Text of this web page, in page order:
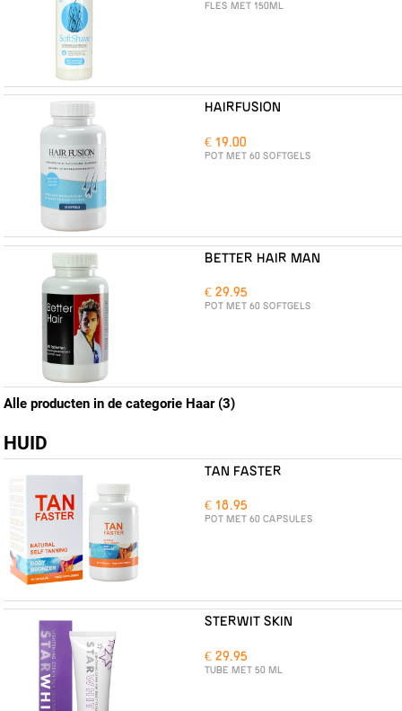
FLES MET 150ML
HAIRFUSION
€ 19.00
POT MET 60 SOFTGELS
BETTER HAIR MAN
€ 29.95
POT MET 60 SOFTGELS
Alle producten in de categorie Haar (3)
HUID
TAN FASTER
€ 18.95
POT MET 60 CAPSULES
STERWIT SKIN
€ 29.95
TUBE MET 50 ML